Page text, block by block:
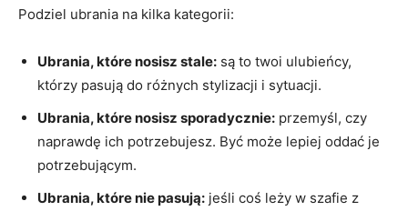
Podziel ubrania na kilka kategorii:
Ubrania, które nosisz stale: są to twoi ulubieńcy,
którzy pasują do różnych stylizacji i sytuacji.
Ubrania, które nosisz sporadycznie: przemyśl, czy
naprawdę ich potrzebujesz. Być może lepiej oddać je
potrzebującym.
Ubrania, które nie pasują: jeśli coś leży w szafie z